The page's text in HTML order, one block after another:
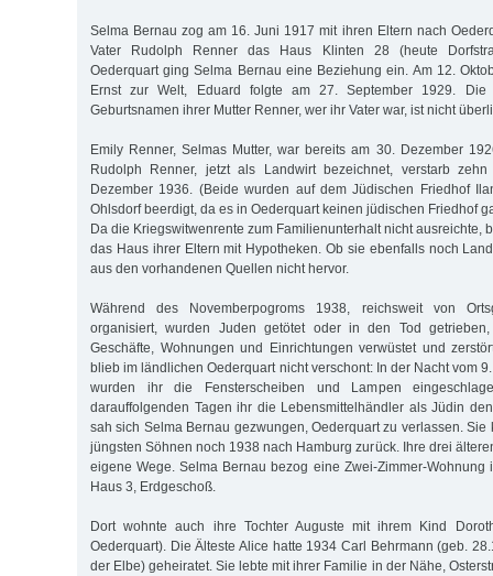
Selma Bernau zog am 16. Juni 1917 mit ihren Eltern nach
Vater Rudolph Renner das Haus Klinten 28 (heute
Oederquart ging Selma Bernau eine Beziehung ein. Am 12.
Ernst zur Welt, Eduard folgte am 27. September 1929. Die
Geburtsnamen ihrer Mutter Renner, wer ihr Vater war, ist nicht
Emily Renner, Selmas Mutter, war bereits am 30. Dezember
Rudolph Renner, jetzt als Landwirt bezeichnet, verstarb
Dezember 1936. (Beide wurden auf dem Jüdischen Friedhof
Ohlsdorf beerdigt, da es in Oederquart keinen jüdischen Friedhof
Da die Kriegswitwenrente zum Familienunterhalt nicht ausreichte,
das Haus ihrer Eltern mit Hypotheken. Ob sie ebenfalls noch
aus den vorhandenen Quellen nicht hervor.
Während des Novemberpogroms 1938, reichsweit von
organisiert, wurden Juden getötet oder in den Tod
Geschäfte, Wohnungen und Einrichtungen verwüstet und
blieb im ländlichen Oederquart nicht verschont: In der Nacht vom
wurden ihr die Fensterscheiben und Lampen
darauffolgenden Tagen ihr die Lebensmittelhändler als Jüdin
sah sich Selma Bernau gezwungen, Oederquart zu verlassen. Sie
jüngsten Söhnen noch 1938 nach Hamburg zurück. Ihre drei
eigene Wege. Selma Bernau bezog eine Zwei-Zimmer-Wohnung
Haus 3, Erdgeschoß.
Dort wohnte auch ihre Tochter Auguste mit ihrem Kind
Oederquart). Die Älteste Alice hatte 1934 Carl Behrmann (geb.
der Elbe) geheiratet. Sie lebte mit ihrer Familie in der Nähe,